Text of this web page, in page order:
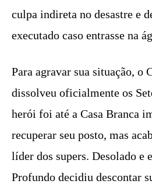
culpa indireta no desastre e
executado caso entrasse na
Para agravar sua situação, o
dissolveu oficialmente os
herói foi até a Casa Branca
recuperar seu posto, mas
líder dos supers. Desolado e
Profundo decidiu descontar